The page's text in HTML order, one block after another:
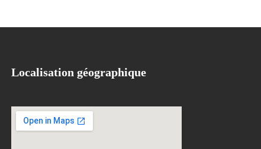
Localisation géographique